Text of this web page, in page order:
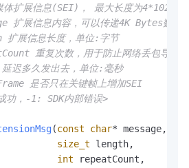
扩展信息(SEI)， 最大长度为4*1024字
扩展信息内容，可以传递4K Bytes数据
展信息长度，单位:字节
重复次数，用于防止网络丢包导致
迟多久发出去，单位:毫秒
是否只在关键帧上增加SEI
，-1: SDK内部错误>
(const char* message,
size_t length,
int repeatCount,